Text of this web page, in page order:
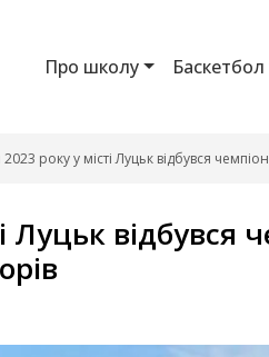
Про школу Баскетбол
року у місті Луцьк відбувся
Луцьк відбувся